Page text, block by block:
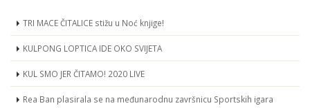
TRI MACE ČITALICE stižu u Noć knjige!
KULPONG LOPTICA IDE OKO SVIJETA
KUL SMO JER ČITAMO! 2020 LIVE
Rea Ban plasirala se na međunarodnu završnicu Sportskih igara